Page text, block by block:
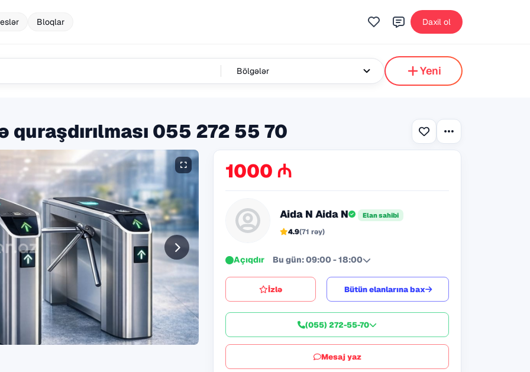
Bloqlar Daxil ol
Bölgələr Yeni
quraşdırılması 055 272 55 70
1000 ₼
Aida N Aida N Elan sahibi
4.9(71 rəy)
Açıqdır Bu gün: 09:00 - 18:00
İzlə Bütün elanlarına bax
(055) 272-55-70
Mesaj yaz